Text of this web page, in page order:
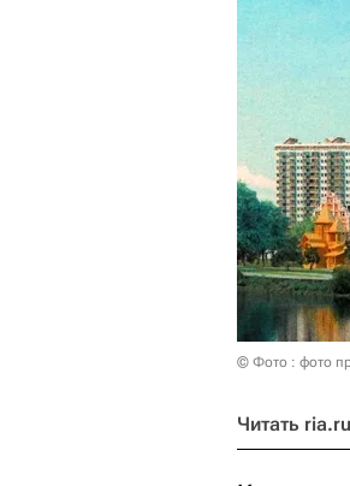
© Фото : фото
Читать